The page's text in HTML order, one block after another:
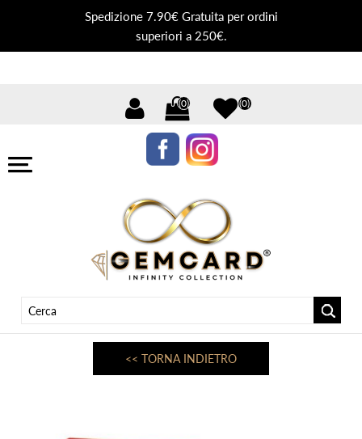
Spedizione 7.90€ Gratuita per ordini
superiori a 250€.
(0) (0)
<< TORNA INDIETRO